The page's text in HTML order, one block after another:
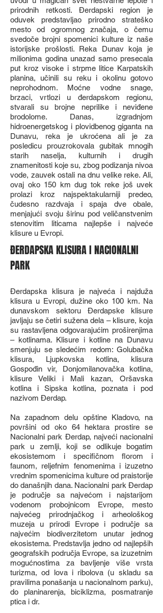
prirodnih retkosti. Đerdapski region je
oduvek predstavljao prirodno strateško
mesto od ogromnog značaja, o čemu
svedoče brojni spomenici kulture iz naše
istorijske prošlosti. Reka Dunav koja je
milionima godina unazad samo presecala
put kroz visoke i strpme litice Karpatskih
planina, učinili su reku i okolinu gotovo
neprohodnom. Moćne vodne snage,
brzaci, vrtlozi u đerdapskom regionu,
stvarali su brojne neprilike i neviđene
brodolome. Danas, izgradnjom
hidroenergetskog i plovidbenog giganta na
Dunavu, reka je ukroćena ali je za
posledicu prouzrokovala gubitak mnogih
starih naselja, kulturnih i drugih
znamenitosti koje su, zbog podizanja nivoa
vode, zauvek ostali na dnu velike reke. Ali,
ovaj oko 150 km dug tok reke još uvek
prolazi kroz najspektakularniji predeo,
čudesno razdvaja i spaja dve obale,
menjajući svoju širinu pod veličanstvenim
stenovitim liticama najlepše i najveće
klisure u Evropi.
ĐERDAPSKA KLISURA I NACIONALNI
PARK
Đerdapska klisura je najveća i najduža
klisura u Evropi, dužine oko 100 km. Na
dunavskom sektoru Đerdapske klisure
javljaju se četiri sužena dela – klisure, koja
su rastavljena odgovarajućim proširenjima
– kotlinama. Klisure i kotline na Dunavu
smenjuju se sledećim redom: Golubačka
klisura, Ljupkovska kotlina, klisura
Gospođin vir, Donjomilanovačka kotlina,
klisure Veliki i Mali kazan, Oršavska
kotlina i Sipska kotlina, poznata i pod
nazivom Đerdap.
Na zapadnom delu opštine Kladovo, na
površini od oko 64 hektara prostire se
Nacionalni park Đerdap, najveći nacionalni
park u zemlji, koji se odlikuje bogatim
ekosistemom i specifičnom florom i
faunom, reljefnim fenomenima i izuzetno
vrednim spomenicima kulture od praistorije
do današnjih dana. Nacionalni park Đerdap
je područje sa najvećom i najstarijom
vodenom probojnicom Evrope, mesto
najvećeg prirodnjačkog i arheološkog
muzeja u prirodi Evrope i područje sa
najvećim biodiverzitetom unutar jednog
ekosistema. Predstavlja jedno od najlepših
geografskih područja Evrope, sa izuzetnim
mogućnostima za bavljenje više vrsta
turizma, od lova i ribolova (u skladu sa
pravilima ponašanja u nacionalnom parku),
do planinarenja, biciklizma, posmatranje
ptica i dr.